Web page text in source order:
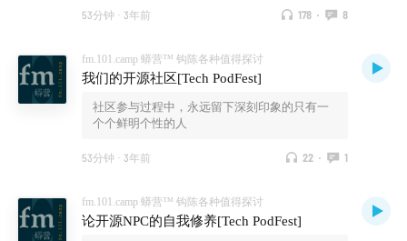
53分钟 · 3年前 178 · 8
fm.101.camp 蟒营™ 钩陈各种值得探讨
我们的开源社区[Tech PodFest]
社区参与过程中，永远留下深刻印象的只有一
个个鲜明个性的人
53分钟 · 3年前 22 · 1
fm.101.camp 蟒营™ 钩陈各种值得探讨
论开源NPC的自我修养[Tech PodFest]